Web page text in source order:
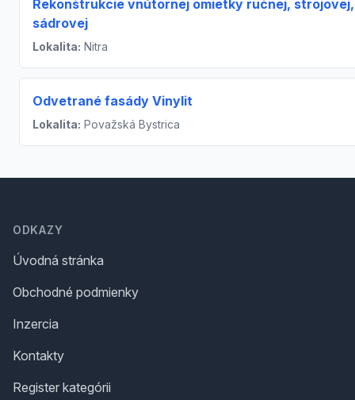
Rekonštrukcie vnútornej omietky ručnej, strojovej,
sádrovej
Lokalita: Nitra
Odvetrané fasády Vinylit
Lokalita: Považská Bystrica
ODKAZY
Úvodná stránka
Obchodné podmienky
Inzercia
Kontakty
Register kategórii